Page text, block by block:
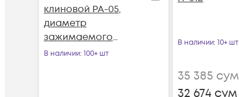
клиновой PA-05,
диаметр
зажимаемого
элемента 3-5 мм
В наличии: 100+ шт
В наличии: 10+ шт
35 385 сум
32 674сум